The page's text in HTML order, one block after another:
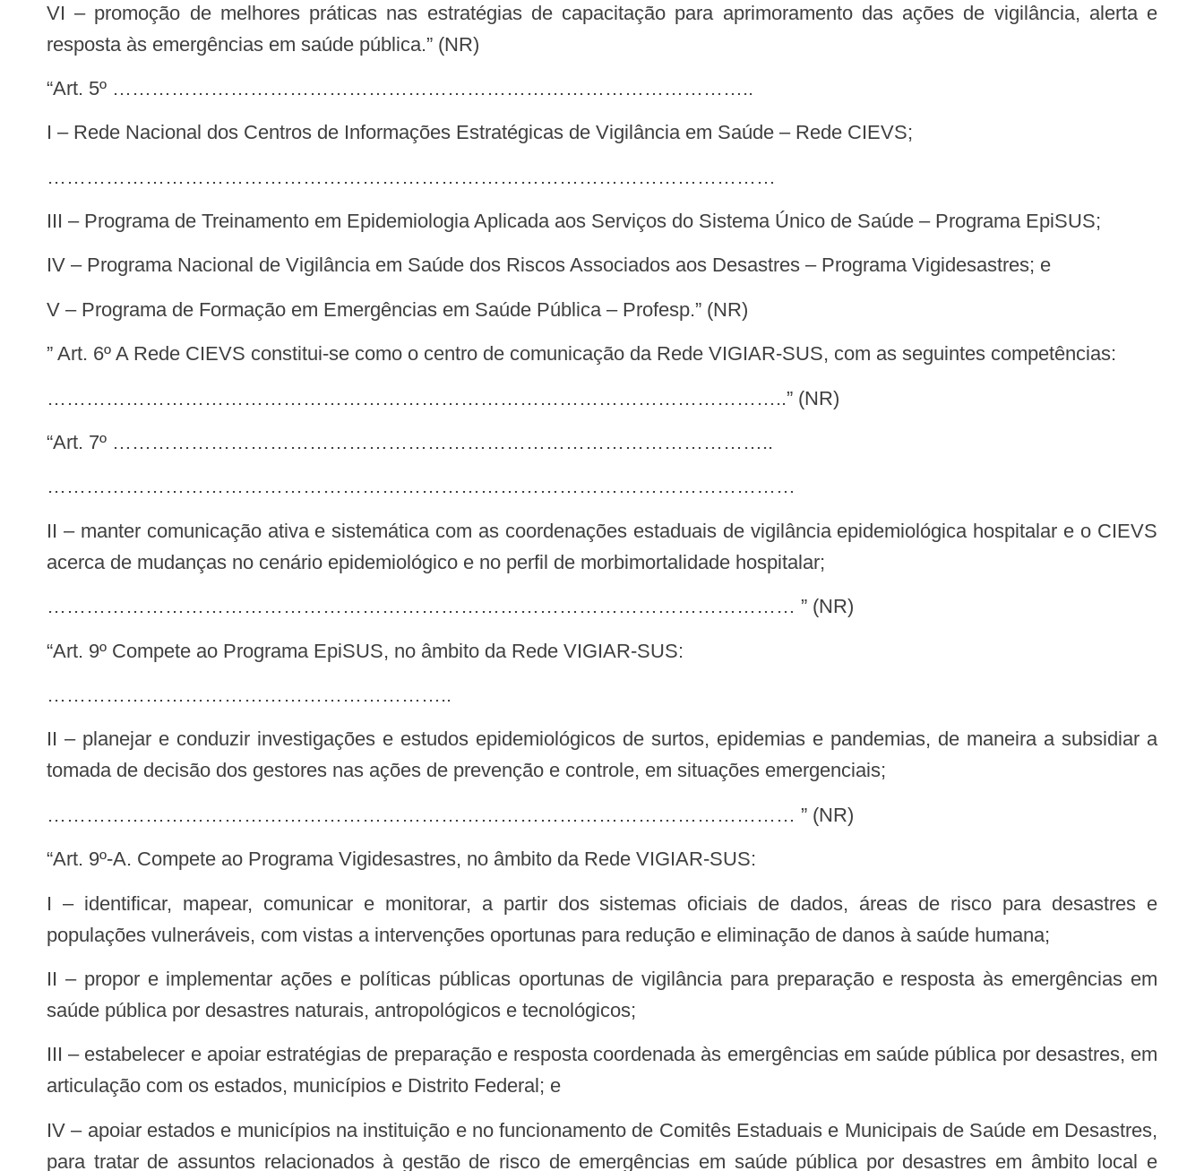
VI – promoção de melhores práticas nas estratégias de capacitação para aprimoramento das ações de vigilância, alerta e
resposta às emergências em saúde pública.” (NR)
“Art. 5º ……………………………………………………………………………………..
I – Rede Nacional dos Centros de Informações Estratégicas de Vigilância em Saúde – Rede CIEVS;
…………………………………………………………………………………………………
III – Programa de Treinamento em Epidemiologia Aplicada aos Serviços do Sistema Único de Saúde – Programa EpiSUS;
IV – Programa Nacional de Vigilância em Saúde dos Riscos Associados aos Desastres – Programa Vigidesastres; e
V – Programa de Formação em Emergências em Saúde Pública – Profesp.” (NR)
” Art. 6º A Rede CIEVS constitui-se como o centro de comunicação da Rede VIGIAR-SUS, com as seguintes competências:
…………………………………………………………………………………………………..” (NR)
“Art. 7º ………………………………………………………………………………………..
……………………………………………………………………………………………………
II – manter comunicação ativa e sistemática com as coordenações estaduais de vigilância epidemiológica hospitalar e o CIEVS
acerca de mudanças no cenário epidemiológico e no perfil de morbimortalidade hospitalar;
…………………………………………………………………………………………………… ” (NR)
“Art. 9º Compete ao Programa EpiSUS, no âmbito da Rede VIGIAR-SUS:
……………………………………………………..
II – planejar e conduzir investigações e estudos epidemiológicos de surtos, epidemias e pandemias, de maneira a subsidiar a
tomada de decisão dos gestores nas ações de prevenção e controle, em situações emergenciais;
…………………………………………………………………………………………………… ” (NR)
“Art. 9º-A. Compete ao Programa Vigidesastres, no âmbito da Rede VIGIAR-SUS:
I – identificar, mapear, comunicar e monitorar, a partir dos sistemas oficiais de dados, áreas de risco para desastres e
populações vulneráveis, com vistas a intervenções oportunas para redução e eliminação de danos à saúde humana;
II – propor e implementar ações e políticas públicas oportunas de vigilância para preparação e resposta às emergências em
saúde pública por desastres naturais, antropológicos e tecnológicos;
III – estabelecer e apoiar estratégias de preparação e resposta coordenada às emergências em saúde pública por desastres, em
articulação com os estados, municípios e Distrito Federal; e
IV – apoiar estados e municípios na instituição e no funcionamento de Comitês Estaduais e Municipais de Saúde em Desastres,
para tratar de assuntos relacionados à gestão de risco de emergências em saúde pública por desastres em âmbito local e